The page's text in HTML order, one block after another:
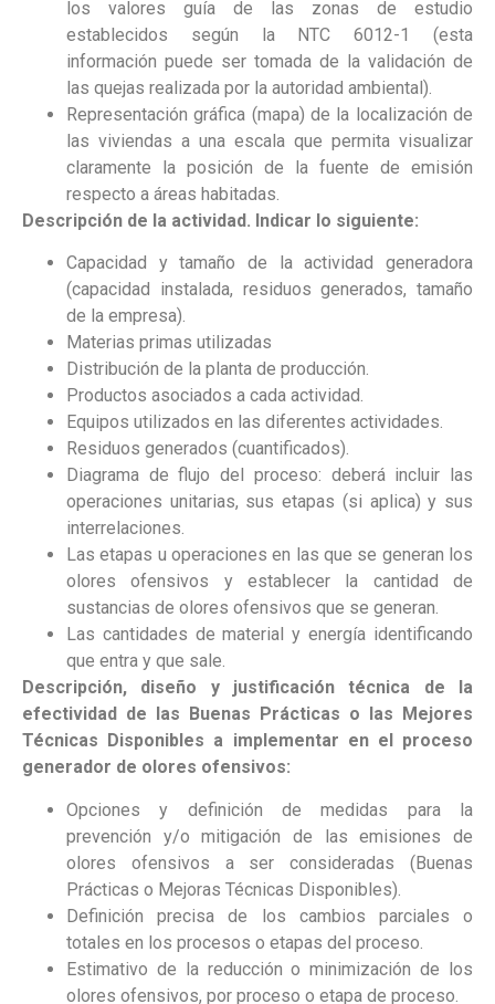
los valores guía de las zonas de estudio
establecidos según la NTC 6012-1 (esta
información puede ser tomada de la validación de
las quejas realizada por la autoridad ambiental).
Representación gráfica (mapa) de la localización de
las viviendas a una escala que permita visualizar
claramente la posición de la fuente de emisión
respecto a áreas habitadas.
Descripción de la actividad. Indicar lo siguiente:
Capacidad y tamaño de la actividad generadora
(capacidad instalada, residuos generados, tamaño
de la empresa).
Materias primas utilizadas
Distribución de la planta de producción.
Productos asociados a cada actividad.
Equipos utilizados en las diferentes actividades.
Residuos generados (cuantificados).
Diagrama de flujo del proceso: deberá incluir las
operaciones unitarias, sus etapas (si aplica) y sus
interrelaciones.
Las etapas u operaciones en las que se generan los
olores ofensivos y establecer la cantidad de
sustancias de olores ofensivos que se generan.
Las cantidades de material y energía identificando
que entra y que sale.
Descripción, diseño y justificación técnica de la
efectividad de las Buenas Prácticas o las Mejores
Técnicas Disponibles a implementar en el proceso
generador de olores ofensivos:
Opciones y definición de medidas para la
prevención y/o mitigación de las emisiones de
olores ofensivos a ser consideradas (Buenas
Prácticas o Mejoras Técnicas Disponibles).
Definición precisa de los cambios parciales o
totales en los procesos o etapas del proceso.
Estimativo de la reducción o minimización de los
olores ofensivos, por proceso o etapa de proceso.